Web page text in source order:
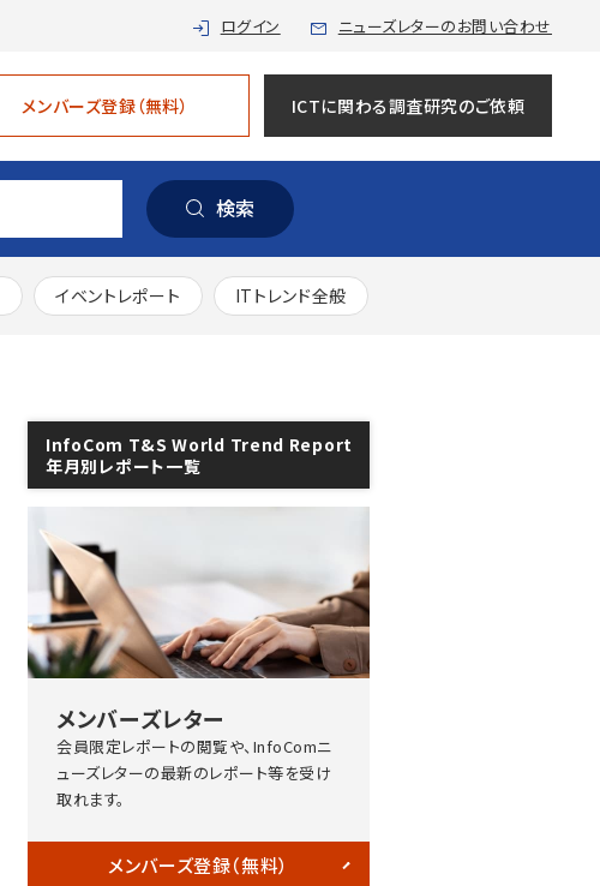
ログイン ニューズレターのお問い合わせ
メンバーズ登録（無料） ICTに関わる調査研究のご依頼
検索
イベントレポート ITトレンド全般
InfoCom T&S World Trend Report
年月別レポート一覧
メンバーズレター
会員限定レポートの閲覧や、InfoComニ
ューズレターの最新のレポート等を受け
取れます。
メンバーズ登録（無料）